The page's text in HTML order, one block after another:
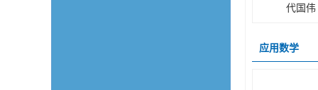
代国伟
应用数学